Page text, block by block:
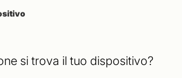
si trova il tuo dispositivo?